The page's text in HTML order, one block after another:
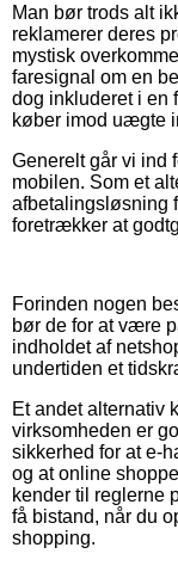
Man bør trods alt
reklamerer deres
mystisk
faresignal om en
dog inkluderet i en
køber imod uægte
Generelt går vi ind
mobilen. Som et
afbetalingsløsning
foretrækker at
Forinden nogen
bør de for at være
indholdet af
undertiden et
Et andet alternativ
virksomheden er
sikkerhed for at e-
og at online
kender til reglerne
få bistand, når du
shopping.